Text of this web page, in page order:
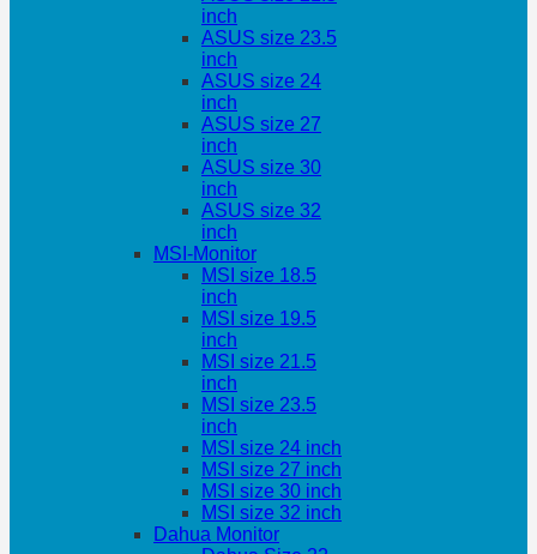
inch
ASUS size 23.5
inch
ASUS size 24
inch
ASUS size 27
inch
ASUS size 30
inch
ASUS size 32
inch
MSI-Monitor
MSI size 18.5
inch
MSI size 19.5
inch
MSI size 21.5
inch
MSI size 23.5
inch
MSI size 24 inch
MSI size 27 inch
MSI size 30 inch
MSI size 32 inch
Dahua Monitor